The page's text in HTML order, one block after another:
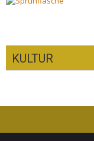
KULTUR